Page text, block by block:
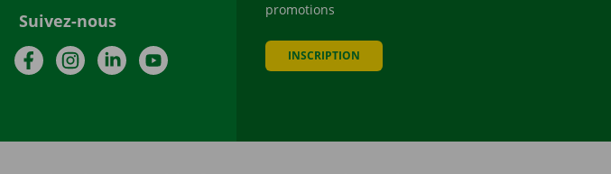
Suivez-nous
FacebookInstagramLinkedInYouTube
promotions
INSCRIPTION